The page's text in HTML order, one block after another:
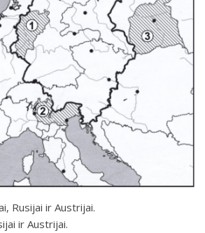
Rusijai ir Austrijai.
ir Austrijai.